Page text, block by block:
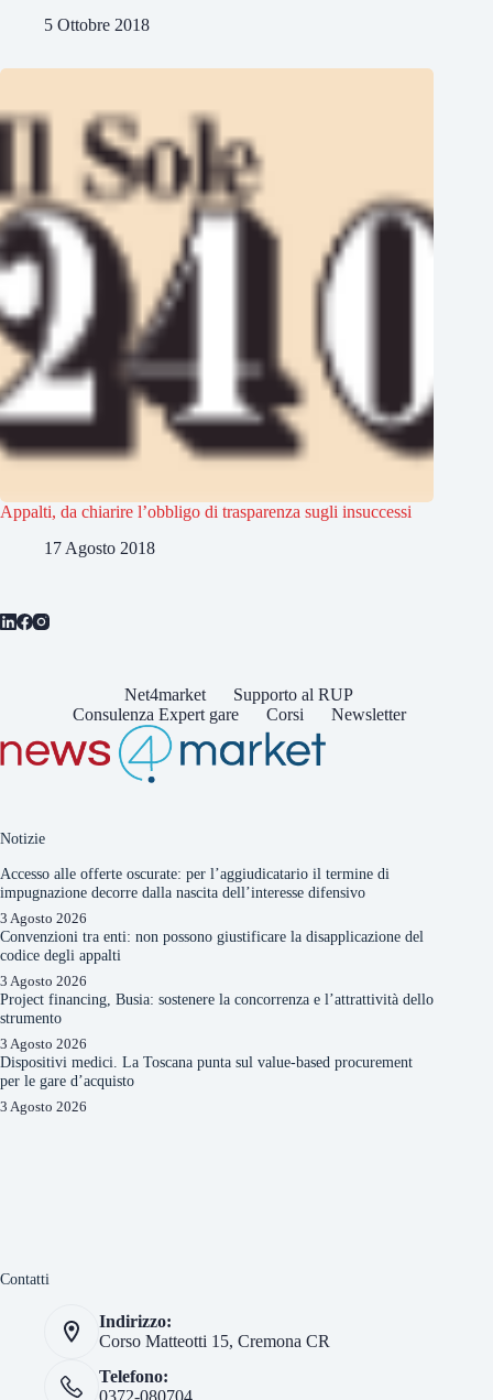
5 Ottobre 2018
Appalti, da chiarire l’obbligo di trasparenza sugli insuccessi
17 Agosto 2018
Net4market
Supporto al RUP
Consulenza Expert gare
Corsi Newsletter
Notizie
Accesso alle offerte oscurate: per l’aggiudicatario il termine di
impugnazione decorre dalla nascita dell’interesse difensivo
3 Agosto 2026
Convenzioni tra enti: non possono giustificare la disapplicazione del
codice degli appalti
3 Agosto 2026
Project financing, Busia: sostenere la concorrenza e l’attrattività dello
strumento
3 Agosto 2026
Dispositivi medici. La Toscana punta sul value-based procurement
per le gare d’acquisto
3 Agosto 2026
Contatti
Indirizzo:
Corso Matteotti 15, Cremona CR
Telefono:
0372-080704